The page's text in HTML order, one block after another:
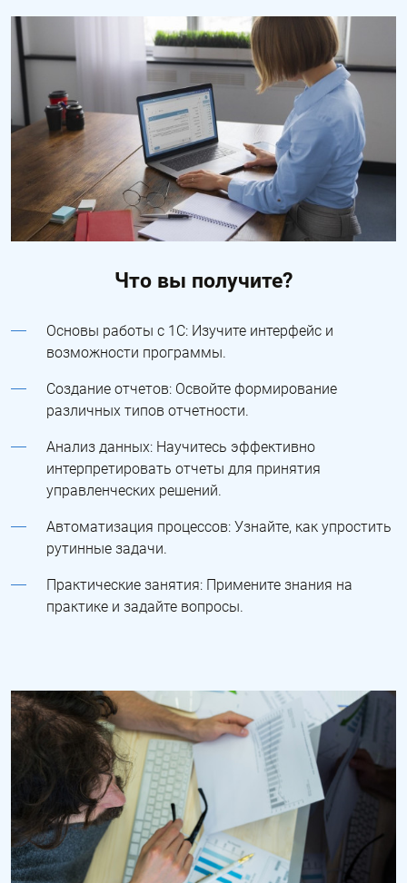
Что вы получите?
Основы работы с 1С: Изучите интерфейс и
возможности программы.
Создание отчетов: Освойте формирование
различных типов отчетности.
Анализ данных: Научитесь эффективно
интерпретировать отчеты для принятия
управленческих решений.
Автоматизация процессов: Узнайте, как упростить
рутинные задачи.
Практические занятия: Примените знания на
практике и задайте вопросы.